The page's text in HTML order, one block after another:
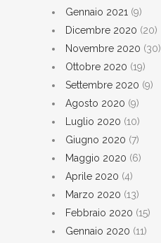
Gennaio 2021 (9)
Dicembre 2020 (20)
Novembre 2020 (30)
Ottobre 2020 (19)
Settembre 2020 (9)
Agosto 2020 (9)
Luglio 2020 (10)
Giugno 2020 (7)
Maggio 2020 (6)
Aprile 2020 (4)
Marzo 2020 (13)
Febbraio 2020 (15)
Gennaio 2020 (11)